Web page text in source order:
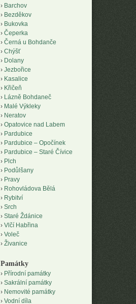
Barchov
Bezděkov
Bukovka
Čeperka
Černá u Bohdanče
Chýšť
Dolany
Jezbořice
Kasalice
Křičeň
Lázně Bohdaneč
Malé Výkleky
Neratov
Opatovice nad Labem
Pardubice
Pardubice – Opočínek
Pardubice – Staré Čívice
Plch
Podůlšany
Pravy
Rohovládova Bělá
Rybitví
Srch
Staré Ždánice
Vlčí Habřina
Voleč
Živanice
Památky
Přírodní památky
Sakrální památky
Nemovité památky
Vodní díla